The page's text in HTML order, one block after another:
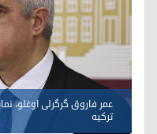
عمر فاروق گرگرلی اوغلو،
ترکیه